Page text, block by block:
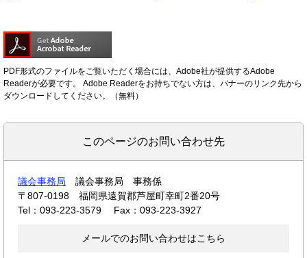
PDF形式のファイルをご覧いただく場合には、Adobe社が提供するAdobe
Readerが必要です。
Adobe Readerをお持ちでない方は、バナーのリンク先から
ダウンロードしてください。（無料）
このページのお問い合わせ先
議会事務局
議会事務局 事務係
〒807-0198
福岡県遠賀郡芦屋町幸町2番20号
Tel：093-223-3579
Fax：093-223-3927
メールでのお問い合わせはこちら